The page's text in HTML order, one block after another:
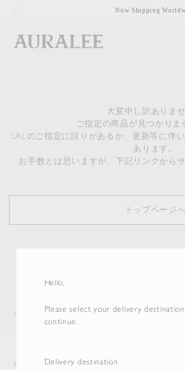
Hello,
Please select your delivery
continue.
Delivery destination
Now Shipping
大変申し訳ありませ
ご指定の商品が見つかりま
URLのご指定に誤りがあるか、更新等に伴
あります。
お手数とは思いますが、下記リンクから
トップページへ
AURALEE ITEM
Newsletter